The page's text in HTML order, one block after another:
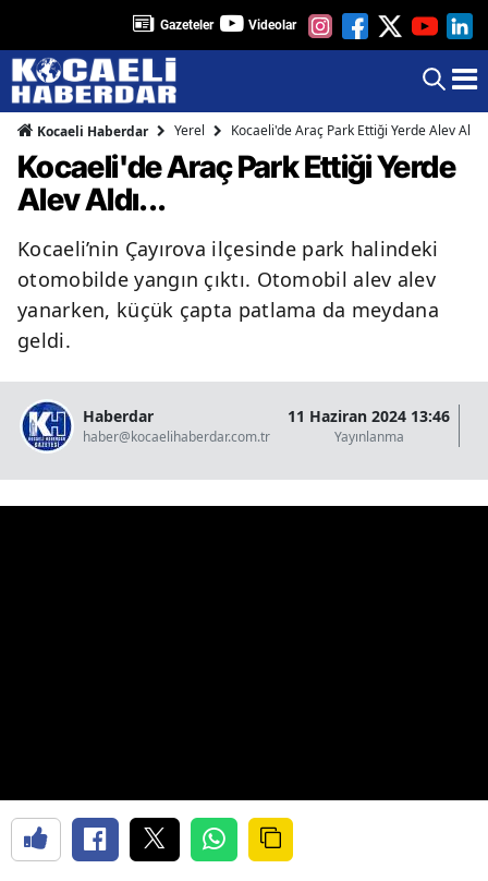
Gazeteler Videolar
Kocaeli Haberdar Yerel Kocaeli'de Araç Park Ettiği Yerde Alev
Kocaeli'de Araç Park Ettiği Yerde
Alev Aldı...
Kocaeli’nin Çayırova ilçesinde park halindeki
otomobilde yangın çıktı. Otomobil alev alev
yanarken, küçük çapta patlama da meydana
geldi.
Haberdar
haber@kocaelihaberdar.com.tr
11 Haziran 2024 13:46
Yayınlanma